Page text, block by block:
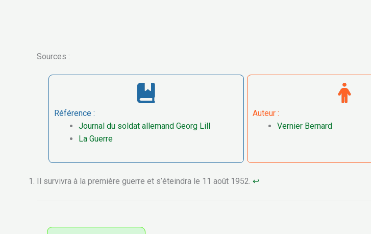
Sources :
Référence :
Journal du soldat allemand Georg Lill
La Guerre
Auteur :
Vernier Bernard
Il survivra à la première guerre et s’éteindra le 11 août 1952. ↩︎